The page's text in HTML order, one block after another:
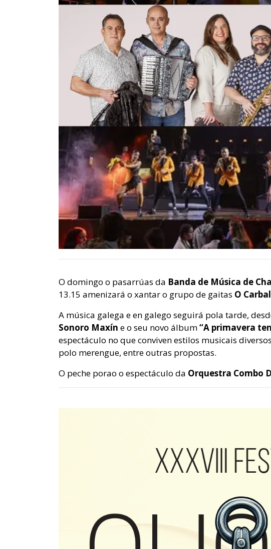
O domingo o pasarrúas da Banda de Música de
13.15 amenizará o xantar o grupo de gaitas O
A música galega e en galego seguirá pola tarde,
Sonoro Maxín e o seu novo álbum“A primavera
espectáculo no que conviven estilos musicais
polo merengue, entre outras propostas.
O peche porao o espectáculo da Orquestra Combo